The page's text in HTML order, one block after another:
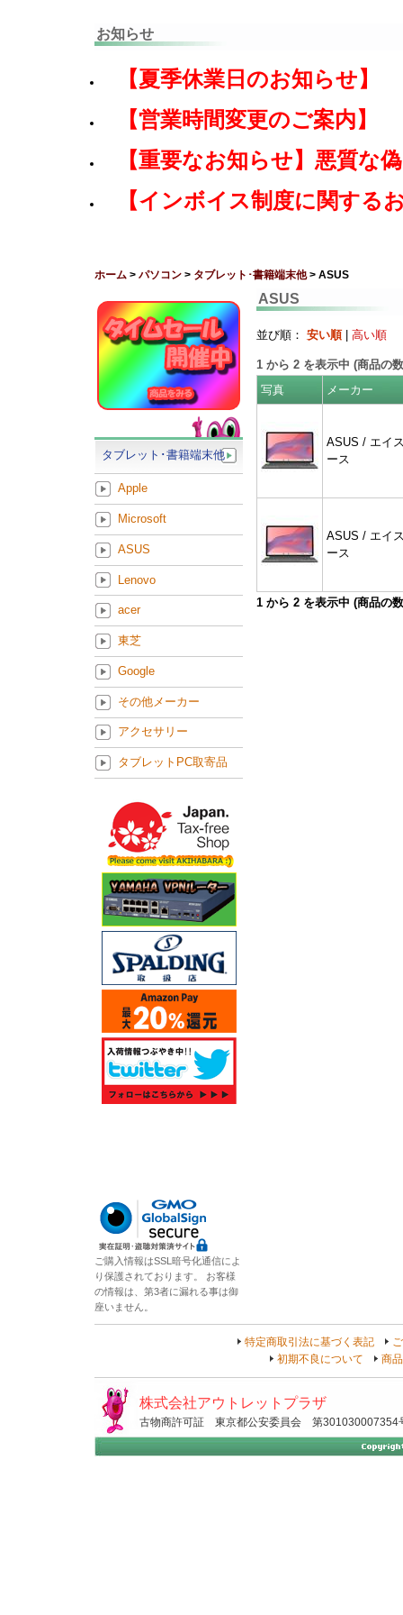
お知らせ
【夏季休業日のお知らせ】
【営業時間変更のご案内】
【重要なお知らせ】悪質な
【インボイス制度に関する
ホーム > パソコン > タブレット･書籍端末他> ASUS
ASUS
並び順： 安い順| 高い順
1 から 2 を表示中 (商品の
写真
メーカー
ASUS / エイ
ース
ASUS / エイ
ース
1 から 2 を表示中 (商品の
タブレット･書籍端末他
Apple
Microsoft
ASUS
Lenovo
acer
東芝
Google
その他メーカー
アクセサリー
タブレットPC取寄品
ご購入情報はSSL暗号化通信によ
り保護されております。 お客様
の情報は、第3者に漏れる事は御
座いません。
特定商取引法に基づく表記
初期不良について
商
株式会社アウトレットプラザ
古物商許可証 東京都公安委員会 第301030007354